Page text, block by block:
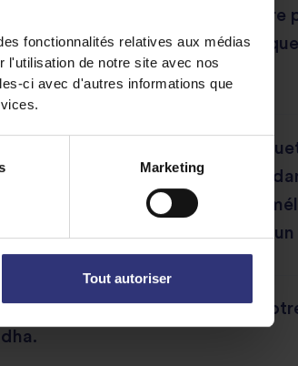
fonctionnalités relatives aux médias
l'utilisation de notre site avec nos
ci avec d'autres informations que
Marketing
Tout autoriser
sur la même plaque et faire cuire
supplémentaires. Sortir la
de côté.
la sauce en mélangeant au
de la sauce aux arachides
ce qu’elle soit lisse et bien
est un peu trop épaisse, ajouter un
maintenant temps d’assembler